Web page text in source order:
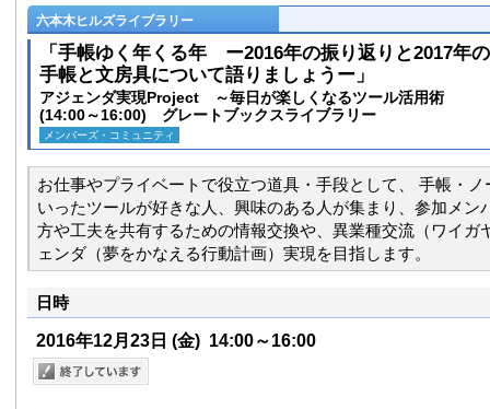
六本木ヒルズライブラリー
「手帳ゆく年くる年 ー2016年の振り返りと2017年
手帳と文房具について語りましょうー」
アジェンダ実現Project ～毎日が楽しくなるツール活用術
(14:00～16:00) グレートブックスライブラリー
メンバーズ・コミュニティ
お仕事やプライベートで役立つ道具・手段として、 手帳・
いったツールが好きな人、興味のある人が集まり、参加メン
方や工夫を共有するための情報交換や、異業種交流（ワイガ
ェンダ（夢をかなえる行動計画）実現を目指します。
日時
2016年12月23日 (金) 14:00～16:00